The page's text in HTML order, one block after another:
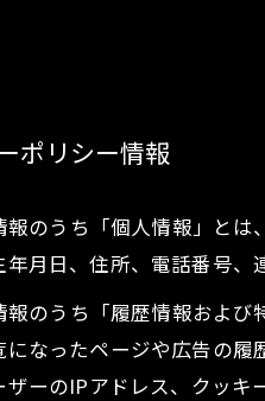
ポリシー情報
報のうち「個人情報」と
月日、住所、電話番号、
報のうち「履歴情報およ
なったページや広告の履
ーのIPアドレス、クッキ